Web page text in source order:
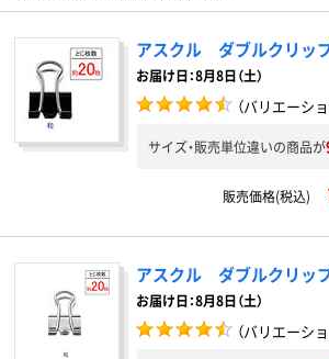
アスクル ダブルクリッ
お届け日：8月8日（土）
（バリエーシ
サイズ・販売単位違いの商品が
販売価格(税込)
アスクル ダブルクリッ
お届け日：8月8日（土）
（バリエーシ